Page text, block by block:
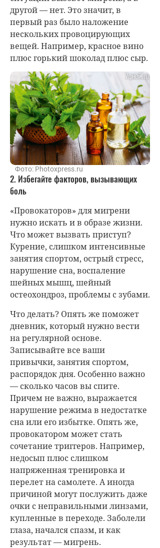
другой — нет. Это значит, в
первый раз было наложение
нескольких провоцирующих
вещей. Например, красное вино
плюс горький шоколад плюс сыр.
Фото: Photoxpress.ru
2. Избегайте факторов, вызывающих
боль
«Провокаторов» для мигрени
нужно искать и в образе жизни.
Что может вызвать приступ?
Курение, слишком интенсивные
занятия спортом, острый стресс,
нарушение сна, воспаление
шейных мышц, шейный
остеохондроз, проблемы с зубами.
Что делать? Опять же поможет
дневник, который нужно вести
на регулярной основе.
Записывайте все ваши
привычки, занятия спортом,
распорядок дня. Особенно важно
— сколько часов вы спите.
Причем не важно, выражается
нарушение режима в недостатке
сна или его избытке. Опять же,
провокатором может стать
сочетание триггеров. Например,
недосып плюс слишком
напряженная тренировка и
перелет на самолете. А иногда
причиной могут послужить даже
очки с неправильными линзами,
купленные в переходе. Заболели
глаза, начался спазм, и как
результат — мигрень.